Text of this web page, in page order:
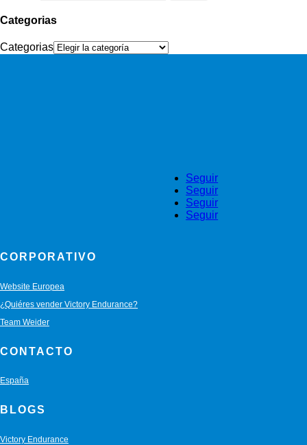
Categorias
Categorias
Seguir
Seguir
Seguir
Seguir
CORPORATIVO
Website Europea
¿Quiéres vender Victory Endurance?
Team Weider
CONTACTO
España
BLOGS
Victory Endurance